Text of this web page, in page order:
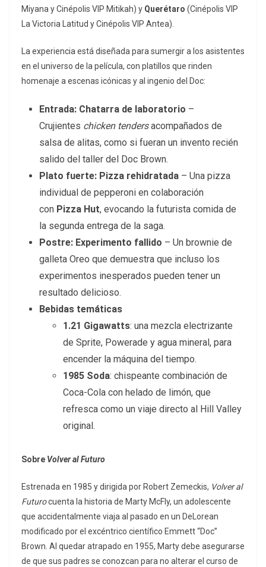
Miyana y Cinépolis VIP Mitikah) y Querétaro (Cinépolis VIP
La Victoria Latitud y Cinépolis VIP Antea).
La experiencia está diseñada para sumergir a los asistentes
en el universo de la película, con platillos que rinden
homenaje a escenas icónicas y al ingenio del Doc:
Entrada: Chatarra de laboratorio –
Crujientes chicken tendersacompañados de
salsa de alitas, como si fueran un invento recién
salido del taller del Doc Brown.
Plato fuerte: Pizza rehidratada – Una pizza
individual de pepperoni en colaboración
con Pizza Hut, evocando la futurista comida de
la segunda entrega de la saga.
Postre: Experimento fallido – Un brownie de
galleta Oreo que demuestra que incluso los
experimentos inesperados pueden tener un
resultado delicioso.
Bebidas temáticas
1.21 Gigawatts: una mezcla electrizante
de Sprite, Powerade y agua mineral, para
encender la máquina del tiempo.
1985 Soda: chispeante combinación de
Coca-Cola con helado de limón, que
refresca como un viaje directo al Hill Valley
original.
Sobre Volver al Futuro
Estrenada en 1985 y dirigida por Robert Zemeckis, Volver al
Futurocuenta la historia de Marty McFly, un adolescente
que accidentalmente viaja al pasado en un DeLorean
modificado por el excéntrico científico Emmett “Doc”
Brown. Al quedar atrapado en 1955, Marty debe asegurarse
de que sus padres se conozcan para no alterar el curso de